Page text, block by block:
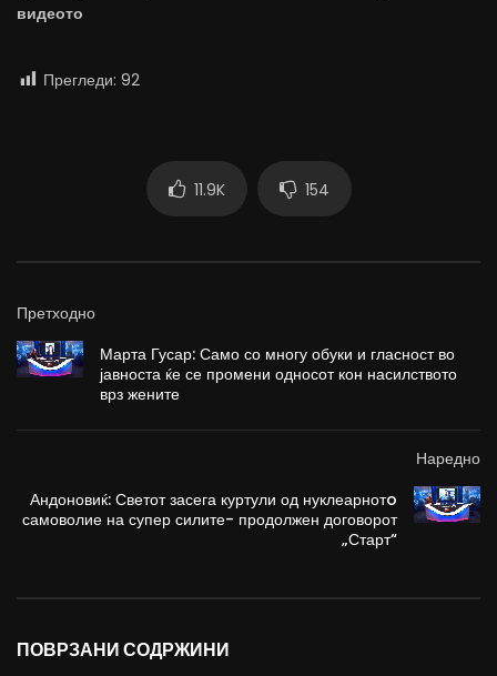
видеото
Прегледи: 92
11.9K 154
Претходно
Марта Гусар: Само со многу обуки и гласност во
јавноста ќе се промени односот кон насилството
врз жените
Наредно
Андоновиќ: Светот засега куртули од нуклеарнотo
самоволие на супер силите- продолжен договорот
„Старт“
ПОВРЗАНИ СОДРЖИНИ